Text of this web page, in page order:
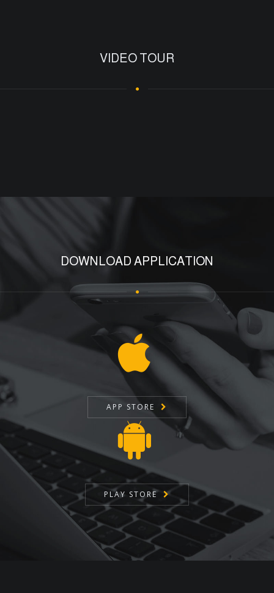
VIDEO TOUR
DOWNLOAD APPLICATION
APP STORE
PLAY STORE